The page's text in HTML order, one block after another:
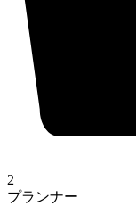
2
プランナー